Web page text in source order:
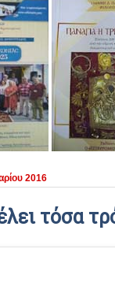
- 2024
- 2023
- 2022
- 2021
2016
τόσα